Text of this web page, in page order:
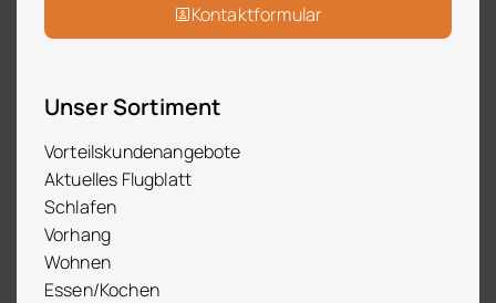
Kontaktformular
Unser Sortiment
Vorteilskundenangebote
Aktuelles Flugblatt
Schlafen
Vorhang
Wohnen
Essen/Kochen